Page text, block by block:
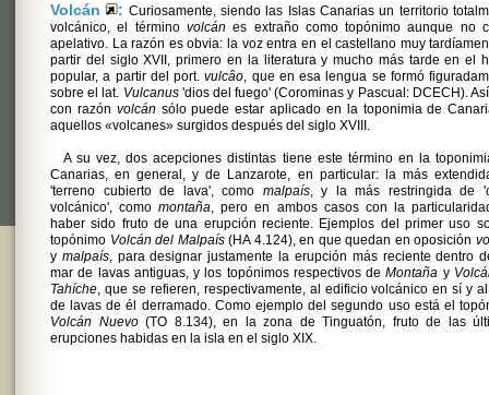
Volcán
: Curiosamente, siendo las Islas Canarias un territorio
volcánico, el término volcán es extraño como topónimo aunque no
apelativo. La razón es obvia: la voz entra en el castellano muy
partir del siglo XVII, primero en la literatura y mucho más tarde en el
popular, a partir del port.vulcâo, que en esa lengua se formó
sobre el lat. Vulcanus'dios del fuego' (Corominas y Pascual: DCECH).
con razón volcán sólo puede estar aplicado en la toponimia de
aquellos «volcanes» surgidos después del siglo XVIII.
A su vez, dos acepciones distintas tiene este término en la
Canarias, en general, y de Lanzarote, en particular: la más
'terreno cubierto de lava', como malpaís, y la más restringida de
volcánico', comomontaña, pero en ambos casos con la
haber sido fruto de una erupción reciente. Ejemplos del primer uso
topónimo Volcán del Malpaís(HA 4.124), en que quedan en oposición
y malpaís, para designar justamente la erupción más reciente dentro
mar de lavas antiguas, y los topónimos respectivos deMontaña y
Tahíche, que se refieren, respectivamente, al edificio volcánico en sí y
de lavas de él derramado. Como ejemplo del segundo uso está el
Volcán Nuevo(TO 8.134), en la zona de Tinguatón, fruto de las
erupciones habidas en la isla en el siglo XIX.